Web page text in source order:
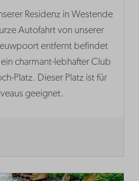
Residenz in Westende
Autofahrt von unserer
entfernt befindet
charmant-lebhafter Club
Platz. Dieser Platz ist für
geeignet.